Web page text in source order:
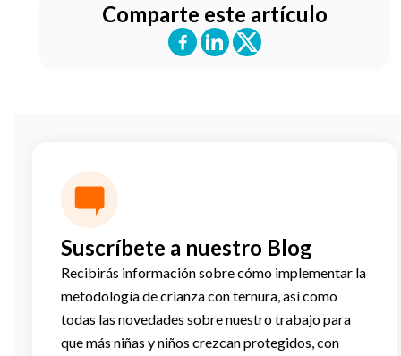
Comparte este artículo
Suscríbete a nuestro Blog
Recibirás información sobre cómo implementar la
metodología de crianza con ternura, así como
todas las novedades sobre nuestro trabajo para
que más niñas y niños crezcan protegidos, con